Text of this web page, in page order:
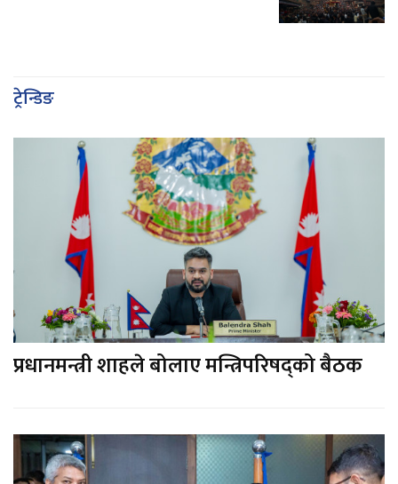
ट्रेन्डिङ
प्रधानमन्त्री शाहले बोलाए मन्त्रिपरिषद्को बैठक